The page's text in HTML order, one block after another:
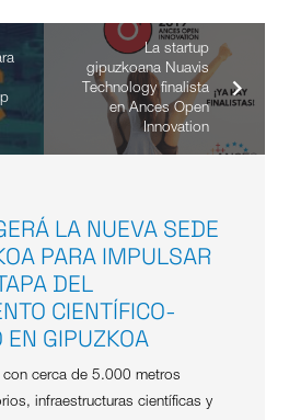
La startup
gipuzkoana Nuavis
Technology finalista
en Ances Open
Innovation
LA NUEVA SEDE
PARA IMPULSAR
DEL
CIENTÍFICO-
EN GIPUZKOA
con cerca de 5.000 metros
infraestructuras científicas y